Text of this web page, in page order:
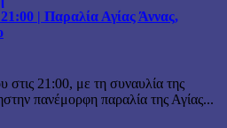
| Παραλία Αγίας Άννας,
στις 21:00, με τη συναυλία της
πανέμορφη παραλία της Αγίας...